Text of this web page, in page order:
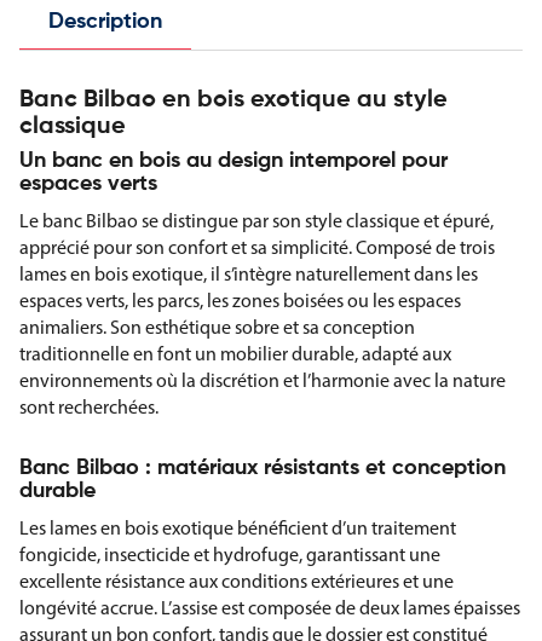
Description
Banc Bilbao en bois exotique au style
classique
Un banc en bois au design intemporel pour
espaces verts
Le banc Bilbao se distingue par son style classique et épuré,
apprécié pour son confort et sa simplicité. Composé de trois
lames en bois exotique, il s’intègre naturellement dans les
espaces verts, les parcs, les zones boisées ou les espaces
animaliers. Son esthétique sobre et sa conception
traditionnelle en font un mobilier durable, adapté aux
environnements où la discrétion et l’harmonie avec la nature
sont recherchées.
Banc Bilbao : matériaux résistants et conception
durable
Les lames en bois exotique bénéficient d’un traitement
fongicide, insecticide et hydrofuge, garantissant une
excellente résistance aux conditions extérieures et une
longévité accrue. L’assise est composée de deux lames épaisses
assurant un bon confort, tandis que le dossier est constitué